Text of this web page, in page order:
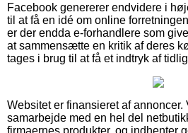
Facebook genererer endvidere i
til at få en idé om online
er der endda e-forhandlere som
at sammensætte en kritik af deres
tages i brug til at få et indtryk af
Websitet er finansieret af annoncer.
samarbejde med en hel del
firmaernes produkter, og indhenter